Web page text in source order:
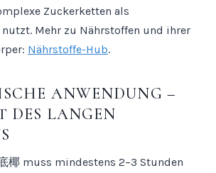
Zuckerketten als
Mehr zu Nährstoffen und ihrer
Nährstoffe-Hub.
ANWENDUNG –
DES LANGEN
椰 muss mindestens 2–3 Stunden